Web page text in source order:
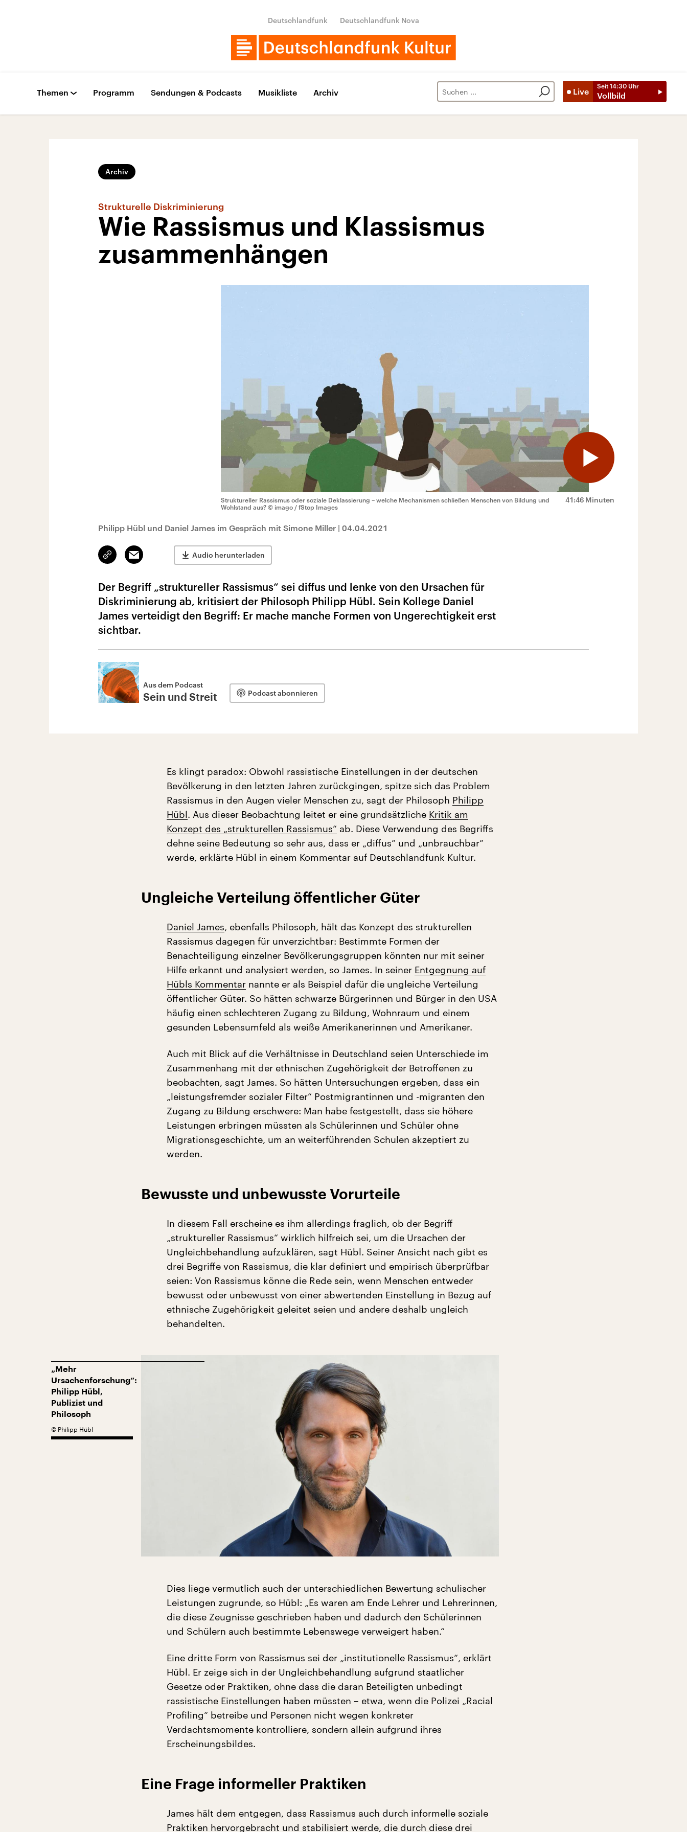
Deutschlandfunk Deutschlandfunk Nova
Live
Seit 14:30 Uhr
Vollbild
Themen Programm Sendungen & Podcasts Musikliste Archiv
Archiv
Strukturelle Diskriminierung
Wie Rassismus und Klassismus
zusammenhängen
41:46 Minuten
Struktureller Rassismus oder soziale Deklassierung – welche Mechanismen schließen Menschen von Bildung und
Wohlstand aus? © imago / fStop Images
Philipp Hübl und Daniel James im Gespräch mit Simone Miller | 04.04.2021
Link
kopieren/teilen
Email Audio herunterladen
Der Begriff „struktureller Rassismus“ sei diffus und lenke von den Ursachen für
Diskriminierung ab, kritisiert der Philosoph Philipp Hübl. Sein Kollege Daniel
James verteidigt den Begriff: Er mache manche Formen von Ungerechtigkeit erst
sichtbar.
Aus dem Podcast
Sein und Streit Podcast abonnieren
Es klingt paradox: Obwohl rassistische Einstellungen in der deutschen
Bevölkerung in den letzten Jahren zurückgingen, spitze sich das Problem
Rassismus in den Augen vieler Menschen zu, sagt der Philosoph Philipp
Hübl. Aus dieser Beobachtung leitet er eine grundsätzliche Kritik am
Konzept des „strukturellen Rassismus“ ab. Diese Verwendung des Begriffs
dehne seine Bedeutung so sehr aus, dass er „diffus“ und „unbrauchbar“
werde, erklärte Hübl in einem Kommentar auf Deutschlandfunk Kultur.
Ungleiche Verteilung öffentlicher Güter
Daniel James, ebenfalls Philosoph, hält das Konzept des strukturellen
Rassismus dagegen für unverzichtbar: Bestimmte Formen der
Benachteiligung einzelner Bevölkerungsgruppen könnten nur mit seiner
Hilfe erkannt und analysiert werden, so James. In seiner Entgegnung auf
Hübls Kommentar nannte er als Beispiel dafür die ungleiche Verteilung
öffentlicher Güter. So hätten schwarze Bürgerinnen und Bürger in den USA
häufig einen schlechteren Zugang zu Bildung, Wohnraum und einem
gesunden Lebensumfeld als weiße Amerikanerinnen und Amerikaner.
Auch mit Blick auf die Verhältnisse in Deutschland seien Unterschiede im
Zusammenhang mit der ethnischen Zugehörigkeit der Betroffenen zu
beobachten, sagt James. So hätten Untersuchungen ergeben, dass ein
„leistungsfremder sozialer Filter“ Postmigrantinnen und -migranten den
Zugang zu Bildung erschwere: Man habe festgestellt, dass sie höhere
Leistungen erbringen müssten als Schülerinnen und Schüler ohne
Migrationsgeschichte, um an weiterführenden Schulen akzeptiert zu
werden.
Bewusste und unbewusste Vorurteile
In diesem Fall erscheine es ihm allerdings fraglich, ob der Begriff
„struktureller Rassismus“ wirklich hilfreich sei, um die Ursachen der
Ungleichbehandlung aufzuklären, sagt Hübl. Seiner Ansicht nach gibt es
drei Begriffe von Rassismus, die klar definiert und empirisch überprüfbar
seien: Von Rassismus könne die Rede sein, wenn Menschen entweder
bewusst oder unbewusst von einer abwertenden Einstellung in Bezug auf
ethnische Zugehörigkeit geleitet seien und andere deshalb ungleich
behandelten.
„Mehr
Ursachenforschung“:
Philipp Hübl,
Publizist und
Philosoph
© Philipp Hübl
Dies liege vermutlich auch der unterschiedlichen Bewertung schulischer
Leistungen zugrunde, so Hübl: „Es waren am Ende Lehrer und Lehrerinnen,
die diese Zeugnisse geschrieben haben und dadurch den Schülerinnen
und Schülern auch bestimmte Lebenswege verweigert haben.“
Eine dritte Form von Rassismus sei der „institutionelle Rassismus“, erklärt
Hübl. Er zeige sich in der Ungleichbehandlung aufgrund staatlicher
Gesetze oder Praktiken, ohne dass die daran Beteiligten unbedingt
rassistische Einstellungen haben müssten – etwa, wenn die Polizei „Racial
Profiling“ betreibe und Personen nicht wegen konkreter
Verdachtsmomente kontrolliere, sondern allein aufgrund ihres
Erscheinungsbildes.
Eine Frage informeller Praktiken
James hält dem entgegen, dass Rassismus auch durch informelle soziale
Praktiken hervorgebracht und stabilisiert werde, die durch diese drei